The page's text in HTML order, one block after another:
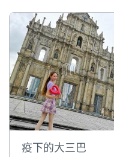
疫下的大三巴